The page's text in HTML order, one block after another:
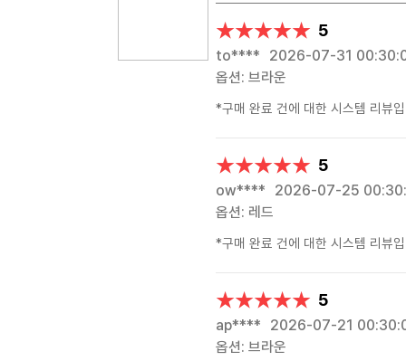
★★★★★
★★★★★ 5
to**** 2026-07-31
옵션: 브라운
*구매 완료 건에 대한 시스템 리뷰
★★★★★
★★★★★ 5
ow**** 2026-07-25
옵션: 레드
*구매 완료 건에 대한 시스템 리뷰
★★★★★
★★★★★ 5
ap**** 2026-07-21
옵션: 브라운